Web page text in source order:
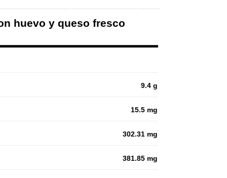
huevo y queso fresco
9.4 g
15.5 mg
302.31 mg
381.85 mg